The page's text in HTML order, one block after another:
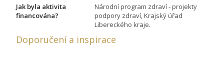
Jak byla aktivita
financována?
Národní program zdraví - projekty
podpory zdraví, Krajský úřad
Libereckého kraje.
Doporučení a inspirace